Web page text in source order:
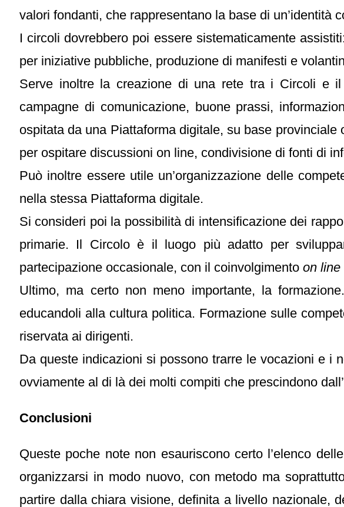
valori fondanti, che rappresentano la base di un’identità
I circoli dovrebbero poi essere sistematicamente
per iniziative pubbliche, produzione di manifesti e
Serve inoltre la creazione di una rete tra i Circoli e il
campagne di comunicazione, buone prassi,
ospitata da una Piattaforma digitale, su base
per ospitare discussioni on line, condivisione di fonti di
Può inoltre essere utile un’organizzazione delle
nella stessa Piattaforma digitale.
Si consideri poi la possibilità di intensificazione dei
primarie. Il Circolo è il luogo più adatto per
partecipazione occasionale, con il coinvolgimento on line
Ultimo, ma certo non meno importante, la
educandoli alla cultura politica. Formazione sulle
riservata ai dirigenti.
Da queste indicazioni si possono trarre le vocazioni e i
ovviamente al di là dei molti compiti che prescindono
Conclusioni
Queste poche note non esauriscono certo l’elenco
organizzarsi in modo nuovo, con metodo ma
partire dalla chiara visione, definita a livello nazionale,